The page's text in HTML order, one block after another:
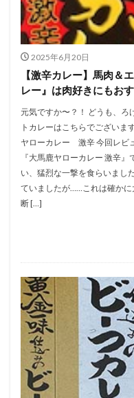
2025年6月20日
【激辛カレー】馬肉＆
レー』は肉好きにもお
元気ですか〜？！ どうも、ろ
トカレーはこちらでございま
ヤローカレー 激辛 今回レビ
『大馬鹿ヤローカレー 激辛
い、猛烈な一撃を食らいまし
ていましたが……これは確かに
断 […]